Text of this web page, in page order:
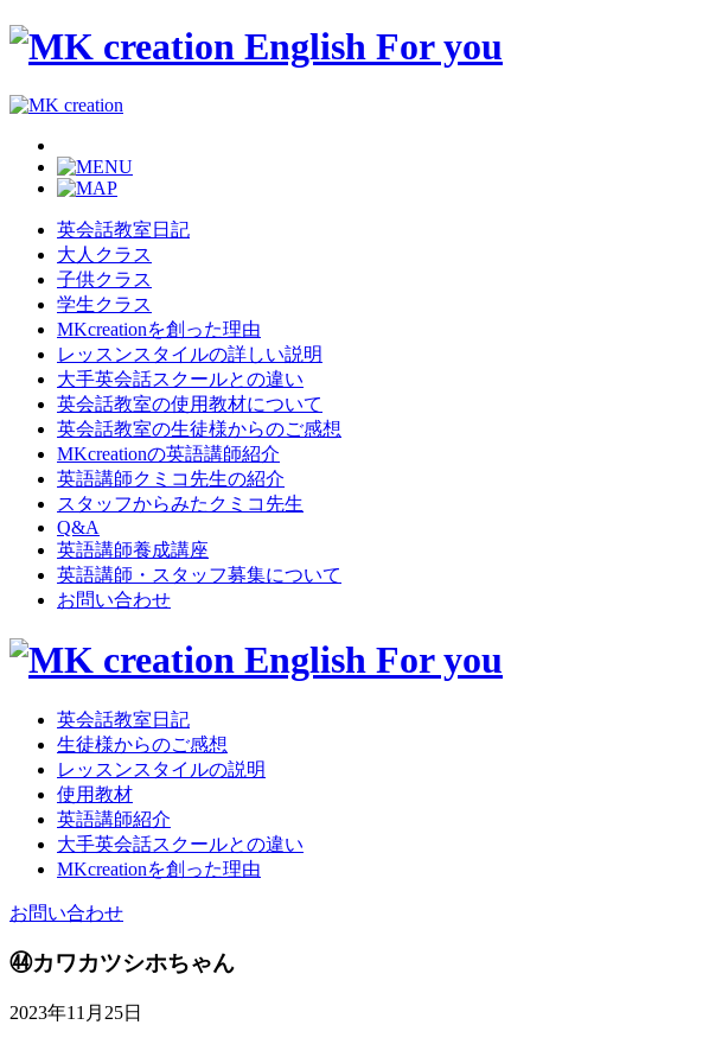
英会話教室日記
大人クラス
子供クラス
学生クラス
MKcreationを創った理由
レッスンスタイルの詳しい説明
大手英会話スクールとの違い
英会話教室の使用教材について
英会話教室の生徒様からのご感想
MKcreationの英語講師紹介
英語講師クミコ先生の紹介
スタッフからみたクミコ先生
Q&A
英語講師養成講座
英語講師・スタッフ募集について
お問い合わせ
英会話教室日記
生徒様からのご感想
レッスンスタイルの説明
使用教材
英語講師紹介
大手英会話スクールとの違い
MKcreationを創った理由
お問い合わせ
㊹カワカツシホちゃん
2023年11月25日